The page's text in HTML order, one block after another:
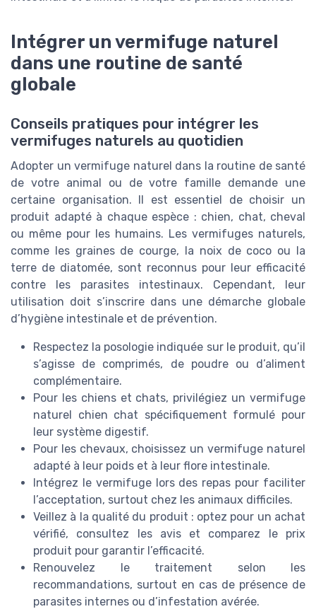
Intégrer un vermifuge naturel
dans une routine de santé
globale
Conseils pratiques pour intégrer les
vermifuges naturels au quotidien
Adopter un vermifuge naturel dans la routine de santé
de votre animal ou de votre famille demande une
certaine organisation. Il est essentiel de choisir un
produit adapté à chaque espèce : chien, chat, cheval
ou même pour les humains. Les vermifuges naturels,
comme les graines de courge, la noix de coco ou la
terre de diatomée, sont reconnus pour leur efficacité
contre les parasites intestinaux. Cependant, leur
utilisation doit s’inscrire dans une démarche globale
d’hygiène intestinale et de prévention.
Respectez la posologie indiquée sur le produit, qu’il
s’agisse de comprimés, de poudre ou d’aliment
complémentaire.
Pour les chiens et chats, privilégiez un vermifuge
naturel chien chat spécifiquement formulé pour
leur système digestif.
Pour les chevaux, choisissez un vermifuge naturel
adapté à leur poids et à leur flore intestinale.
Intégrez le vermifuge lors des repas pour faciliter
l’acceptation, surtout chez les animaux difficiles.
Veillez à la qualité du produit : optez pour un achat
vérifié, consultez les avis et comparez le prix
produit pour garantir l’efficacité.
Renouvelez le traitement selon les
recommandations, surtout en cas de présence de
parasites internes ou d’infestation avérée.